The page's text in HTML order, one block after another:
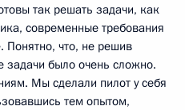
так решать задачи, как
современные требования
Понятно, что, не решив
задачи было очень сложно.
Мы сделали пилот у себя
тем опытом,